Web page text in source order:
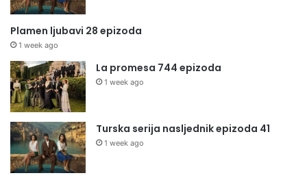
Plamen ljubavi 28 epizoda
1 week ago
La promesa 744 epizoda
1 week ago
Turska serija nasljednik epizoda 41
1 week ago